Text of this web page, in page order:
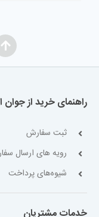
راهنمای خرید از جوان
ثبت سفارش
رویه های ارسال
شیوه‌های پرداخت